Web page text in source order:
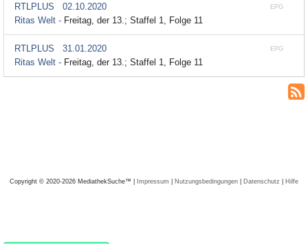
EPG
RTLPLUS
02.10.2020
Ritas Welt - Freitag, der 13.; Staffel 1, Folge 11
EPG
RTLPLUS
31.01.2020
Ritas Welt - Freitag, der 13.; Staffel 1, Folge 11
Copyright © 2020-2026 MediathekSuche™ | Impressum | Nutzungsbedingungen | Datenschutz | Hilfe